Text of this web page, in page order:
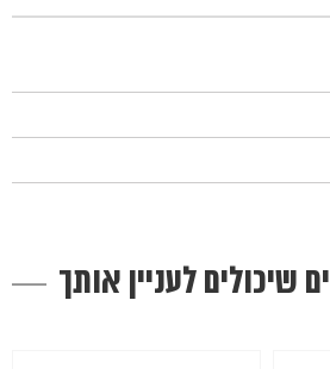
שיכולים לעניין אותך